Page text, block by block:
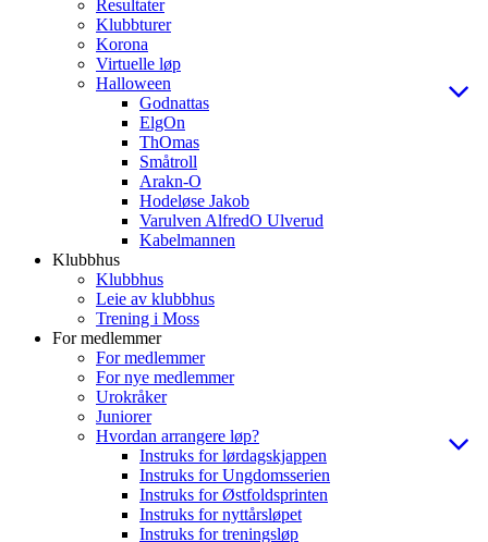
Resultater
Klubbturer
Korona
Virtuelle løp
Halloween
Godnattas
ElgOn
ThOmas
Småtroll
Arakn-O
Hodeløse Jakob
Varulven AlfredO Ulverud
Kabelmannen
Klubbhus
Klubbhus
Leie av klubbhus
Trening i Moss
For medlemmer
For medlemmer
For nye medlemmer
Urokråker
Juniorer
Hvordan arrangere løp?
Instruks for lørdagskjappen
Instruks for Ungdomsserien
Instruks for Østfoldsprinten
Instruks for nyttårsløpet
Instruks for treningsløp